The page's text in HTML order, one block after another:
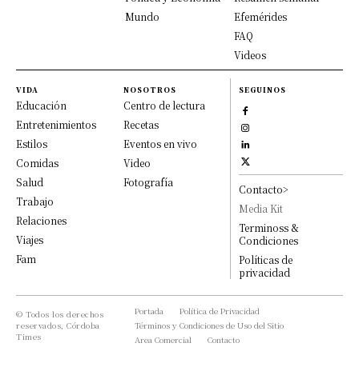
Mundo
Efemérides
FAQ
Videos
VIDA
Educación
Entretenimientos
Estilos
Comidas
Salud
Trabajo
Relaciones
Viajes
Fam
NOSOTROS
Centro de lectura
Recetas
Eventos en vivo
Video
Fotografía
SEGUINOS
Contacto>
Media Kit
Terminoss &
Condiciones
Políticas de
privacidad
© Todos los derechos
reservados, Córdoba
Times
Portada
Política de Privacidad
Términos y Condiciones de Uso del Sitio
Area Comercial
Contacto